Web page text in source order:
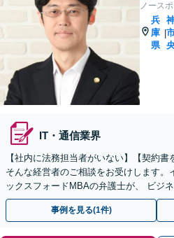
ノース
兵
庫
県
|
IT・通信業界
【社内に法務担当者がいない】【契約書
そんな経営者のご相談をお受けします。
ックスフォードMBAの弁護士が、 ビジ
な解決策をご提案します。【土日夜間・
事例を見る(1件)